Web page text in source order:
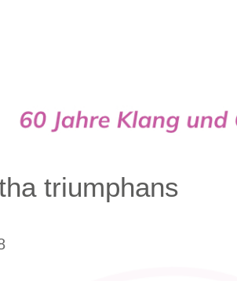
triumphans